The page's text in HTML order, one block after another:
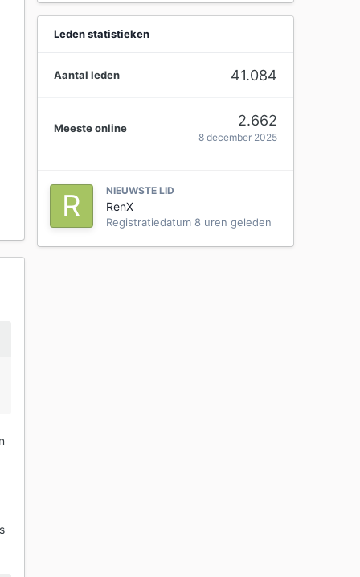
Leden statistieken
Aantal leden 41.084
Meeste online 2.662
8 december 2025
NIEUWSTE LID
RenX
Registratiedatum 8 uren geleden